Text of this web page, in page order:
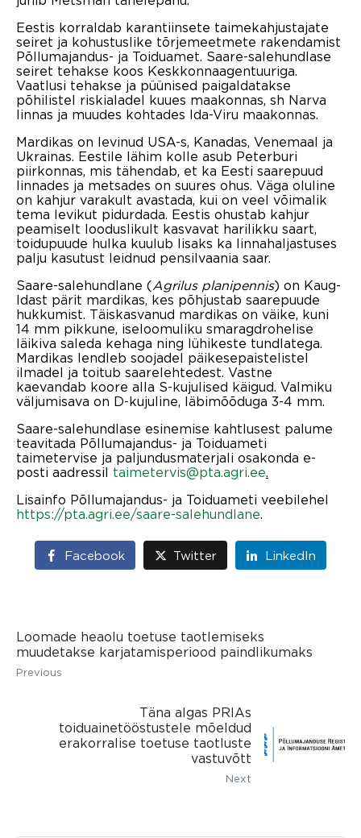
Eestis korraldab karantiinsete taimekahjustajate
seiret ja kohustuslike tõrjemeetmete rakendamist
Põllumajandus- ja Toiduamet. Saare-salehundlase
seiret tehakse koos Keskkonnaagentuuriga.
Vaatlusi tehakse ja püünised paigaldatakse
põhilistel riskialadel kuues maakonnas, sh Narva
linnas ja muudes kohtades Ida-Viru maakonnas.
Mardikas on levinud USA-s, Kanadas, Venemaal ja
Ukrainas. Eestile lähim kolle asub Peterburi
piirkonnas, mis tähendab, et ka Eesti saarepuud
linnades ja metsades on suures ohus. Väga oluline
on kahjur varakult avastada, kui on veel võimalik
tema levikut pidurdada. Eestis ohustab kahjur
peamiselt looduslikult kasvavat harilikku saart,
toidupuude hulka kuulub lisaks ka linnahaljastuses
palju kasutust leidnud pensilvaania saar.
Saare-salehundlane (Agrilus planipennis) on Kaug-
Idast pärit mardikas, kes põhjustab saarepuude
hukkumist. Täiskasvanud mardikas on väike, kuni
14 mm pikkune, iseloomuliku smaragdrohelise
läikiva saleda kehaga ning lühikeste tundlatega.
Mardikas lendleb soojadel päikesepaistelistel
ilmadel ja toitub saarelehtedest. Vastne
kaevandab koore alla S-kujulised käigud. Valmiku
väljumisava on D-kujuline, läbimõõduga 3-4 mm.
Saare-salehundlase esinemise kahtlusest palume
teavitada Põllumajandus- ja Toiduameti
taimetervise ja paljundusmaterjali osakonda e-
posti aadressil taimetervis@pta.agri.ee.
Lisainfo Põllumajandus- ja Toiduameti veebilehel
https://pta.agri.ee/saare-salehundlane.
Facebook Twitter LinkedIn
Loomade heaolu toetuse taotlemiseks
muudetakse karjatamisperiood paindlikumaks
Previous
Täna algas PRIAs
toiduainetööstustele mõeldud
erakorralise toetuse taotluste
vastuvõtt
Next